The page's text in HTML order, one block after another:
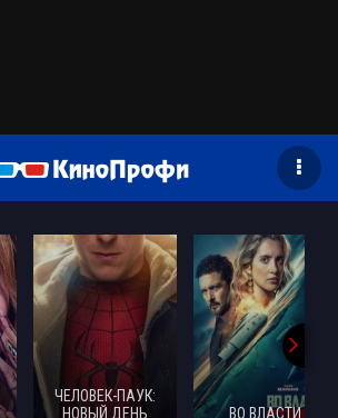
ЧЕЛОВЕК-ПАУК:
НОВЫЙ ДЕНЬ
ВО ВЛАСТИ